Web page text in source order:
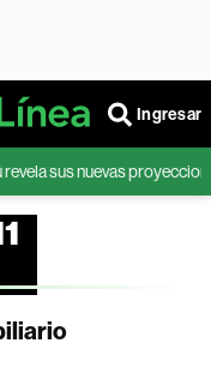
Ingresar
nuevas proyecciones del